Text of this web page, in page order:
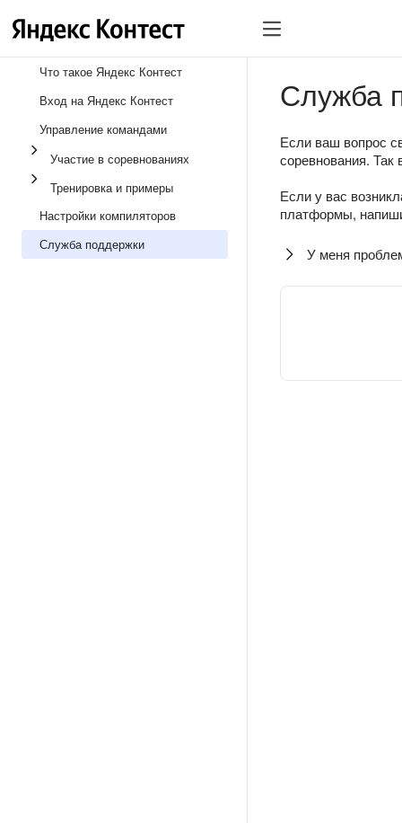
Что такое Яндекс Контест
Вход на Яндекс Контест
Управление командами
Участие в соревнованиях
Тренировка и примеры
Настройки компиляторов
Служба поддержки
Служба
Если ваш вопрос
соревнования. Так
Если у вас
платформы,
У меня